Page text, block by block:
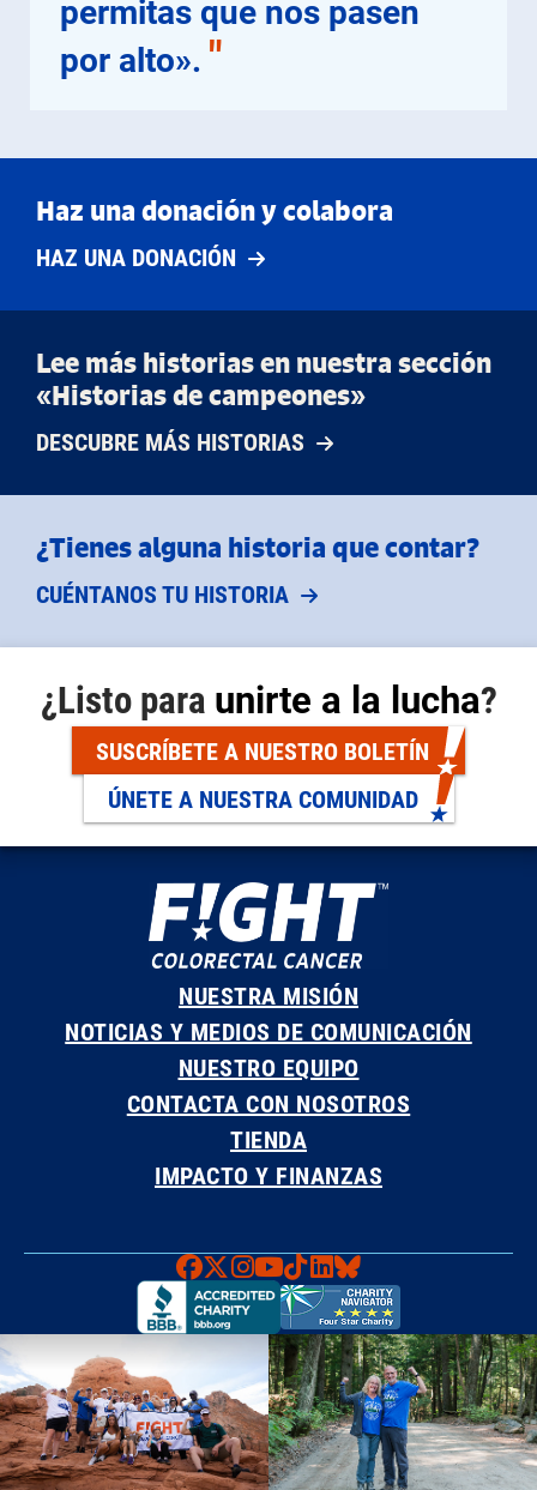
permitas que nos pasen
por alto». "
Haz una donación y colabora
HAZ UNA DONACIÓN
Lee más historias en nuestra sección
«Historias de campeones»
DESCUBRE MÁS HISTORIAS
¿Tienes alguna historia que contar?
CUÉNTANOS TU HISTORIA
¿Listo para unirte a la lucha?
SUSCRÍBETE A NUESTRO BOLETÍN
ÚNETE A NUESTRA COMUNIDAD
NUESTRA MISIÓN
NOTICIAS Y MEDIOS DE COMUNICACIÓN
NUESTRO EQUIPO
CONTACTA CON NOSOTROS
TIENDA
IMPACTO Y FINANZAS
Faceboook
X Instagram
YouTube
TikTok
LinkedIn
Bluesky